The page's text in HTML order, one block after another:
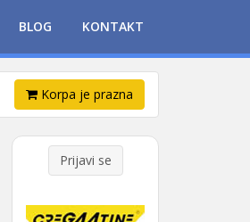
BLOG KONTAKT
Korpa je prazna
Prijavi se